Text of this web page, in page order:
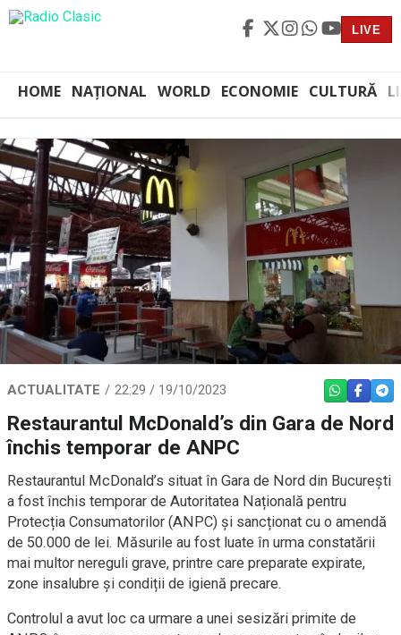
LIVE
HOME NAȚIONAL WORLD ECONOMIE CULTURĂ
ACTUALITATE 22:29 / 19/10/2023 WHATSAPP
Restaurantul McDonald’s din Gara de Nord
închis temporar de ANPC
Restaurantul McDonald’s situat în Gara de Nord din București
a fost închis temporar de Autoritatea Națională pentru
Protecția Consumatorilor (ANPC) și sancționat cu o amendă
de 50.000 de lei. Măsurile au fost luate în urma constatării
mai multor nereguli grave, printre care preparate expirate,
zone insalubre și condiții de igienă precare.
Controlul a avut loc ca urmare a unei sesizări primite de